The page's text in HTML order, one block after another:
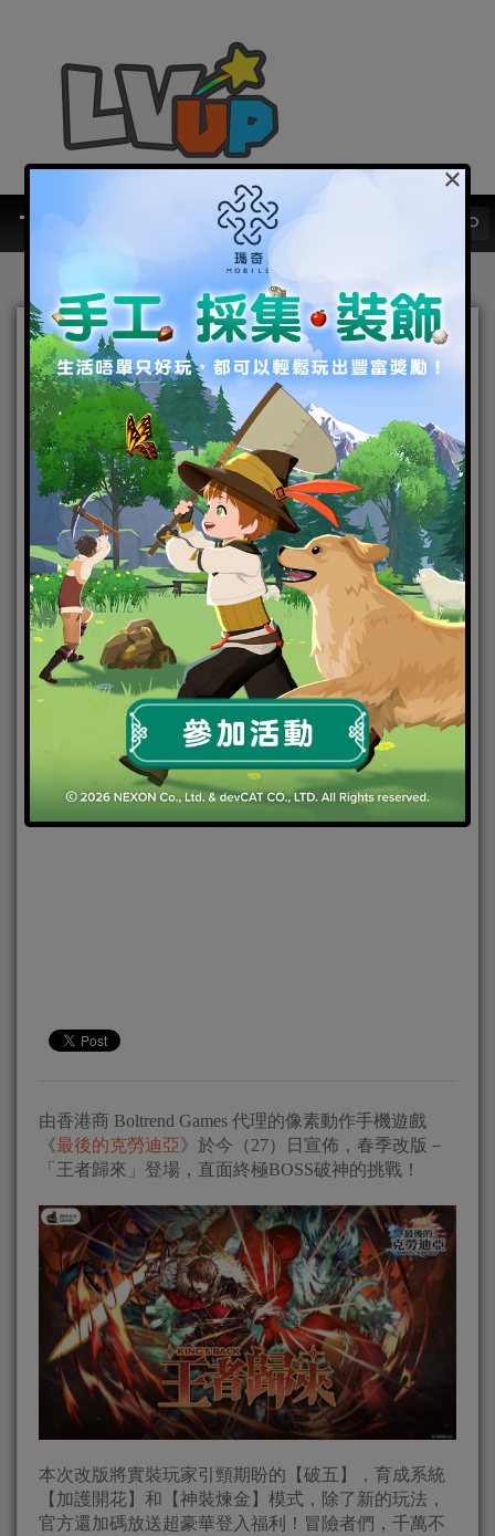
《最後的克勞迪亞》春季改
版「王者歸來」登場 直面終
極BOSS破神的挑戰！
2022-04-27|Android,IOS,手機遊戲 焦點新聞
由香港商 Boltrend Games 代理的像素動作手機遊戲
《最後的克勞迪亞》於今（27）日宣佈，春季改版－
「王者歸來」登場，直面終極BOSS破神的挑戰！
本次改版將實裝玩家引頸期盼的【破五】，育成系統
【加護開花】和【神裝煉金】模式，除了新的玩法，
官方還加碼放送超豪華登入福利！冒險者們，千萬不
×